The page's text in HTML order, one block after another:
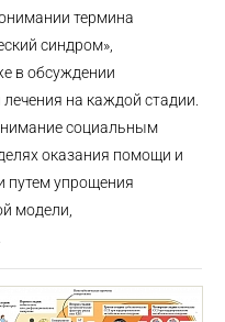
термина
синдром»,
в обсуждении
на каждой стадии.
социальным
оказания помощи и
путем упрощения
модели,